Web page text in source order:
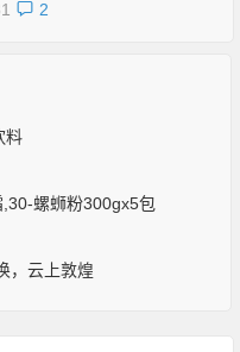
2
料
螺蛳粉300gx5包
，云上敦煌